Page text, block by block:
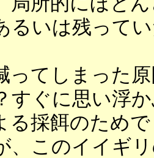
るいは残って
てしまった原
すぐに思い浮
る採餌のため
、このイイギ